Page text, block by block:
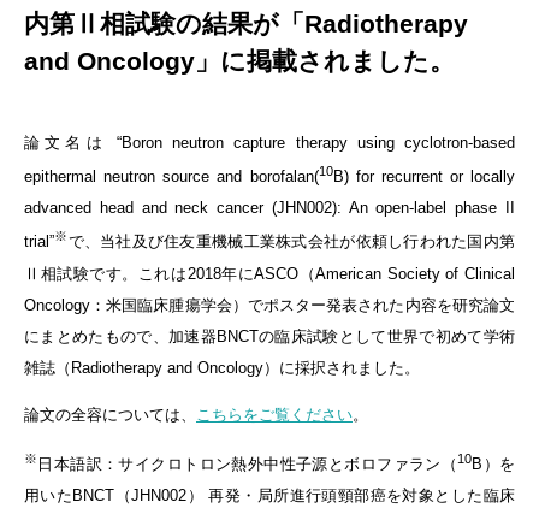
内第Ⅱ相試験の結果が「Radiotherapy
and Oncology」に掲載されました。
論文名は “Boron neutron capture therapy using cyclotron-based
epithermal neutron source and borofalan(10B) for recurrent or locally
advanced head and neck cancer (JHN002): An open-label phase II
trial”※で、当社及び住友重機械工業株式会社が依頼し行われた国内第
Ⅱ相試験です。これは2018年にASCO（American Society of Clinical
Oncology：米国臨床腫瘍学会）でポスター発表された内容を研究論文
にまとめたもので、加速器BNCTの臨床試験として世界で初めて学術
雑誌（Radiotherapy and Oncology）に採択されました。
論文の全容については、 こちらをご覧ください。
※ 日本語訳：サイクロトロン熱外中性子源とボロファラン（10B）を
用いたBNCT（JHN002） 再発・局所進行頭頸部癌を対象とした臨床